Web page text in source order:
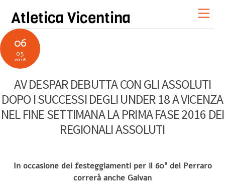
content
Atletica Vicentina
06
05
2016
AV DESPAR DEBUTTA CON GLI ASSOLUTI
DOPO I SUCCESSI DEGLI UNDER 18 A VICENZA
NEL FINE SETTIMANA LA PRIMA FASE 2016 DEI
REGIONALI ASSOLUTI
In occasione dei festeggiamenti per il 60° del Perraro
correrà anche Galvan